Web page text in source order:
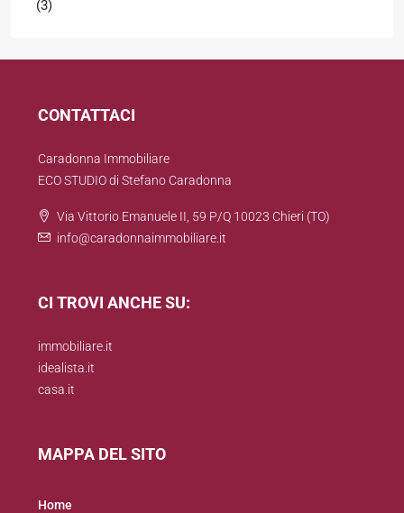
(3)
CONTATTACI
Caradonna Immobiliare
ECO STUDIO di Stefano Caradonna
Via Vittorio Emanuele II, 59 P/Q 10023 Chieri (TO)
info@caradonnaimmobiliare.it
CI TROVI ANCHE SU:
immobiliare.it
idealista.it
casa.it
MAPPA DEL SITO
Home